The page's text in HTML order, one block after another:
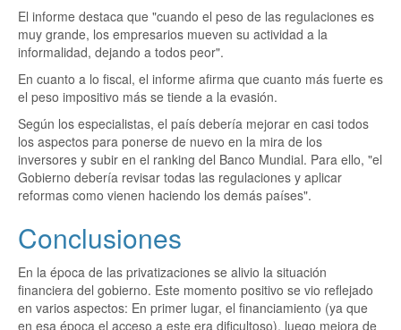
El informe destaca que "cuando el peso de las regulaciones es
muy grande, los empresarios mueven su actividad a la
informalidad, dejando a todos peor".
En cuanto a lo fiscal, el informe afirma que cuanto más fuerte es
el peso impositivo más se tiende a la evasión.
Según los especialistas, el país debería mejorar en casi todos
los aspectos para ponerse de nuevo en la mira de los
inversores y subir en el ranking del Banco Mundial. Para ello, "el
Gobierno debería revisar todas las regulaciones y aplicar
reformas como vienen haciendo los demás países".
Conclusiones
En la época de las privatizaciones se alivio la situación
financiera del gobierno. Este momento positivo se vio reflejado
en varios aspectos: En primer lugar, el financiamiento (ya que
en esa época el acceso a este era dificultoso), luego mejora de